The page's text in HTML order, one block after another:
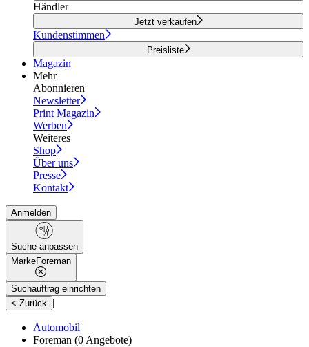
Händler
Jetzt verkaufen
Kundenstimmen
Preisliste
Magazin
Mehr
Abonnieren
Newsletter
Print Magazin
Werben
Weiteres
Shop
Über uns
Presse
Kontakt
Anmelden
Suche anpassen
MarkeForeman
Suchauftrag einrichten
< Zurück |
Automobil
Foreman (0 Angebote)